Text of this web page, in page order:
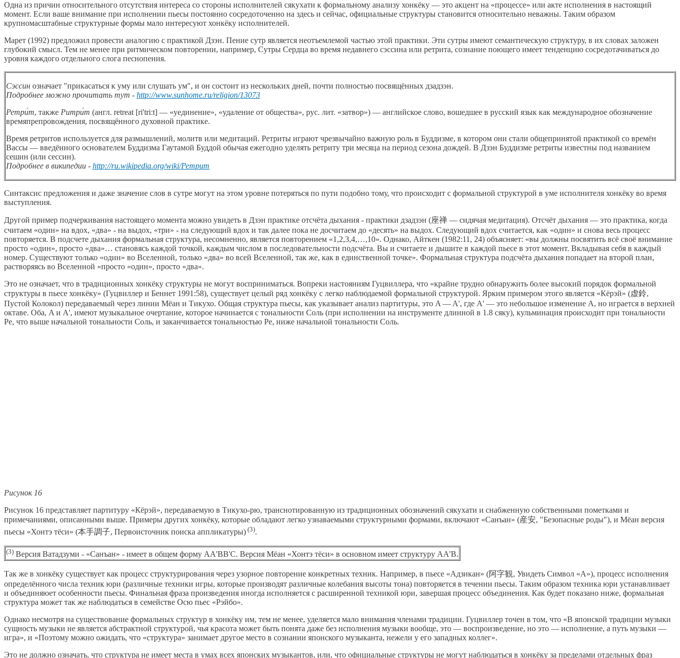
Одна из причин относительного отсутствия интереса со стороны исполнителей сякухати к формальному анализу хонкёку — это акцент на «процессе» или акте исполнения в настоящий
момент. Если ваше внимание при исполнении пьесы постоянно сосредоточенно на здесь и сейчас, официальные структуры становится относительно неважны. Таким образом
крупномасштабные структурные формы мало интересуют хонкёку исполнителей.
Марет (1992) предложил провести аналогию с практикой Дзэн. Пение сутр является неотъемлемой частью этой практики. Эти сутры имеют семантическую структуру, в их словах заложен
глубокий смысл. Тем не менее при ритмическом повторении, например, Сутры Сердца во время недавнего сэссина или ретрита, сознание поющего имеет тенденцию сосредотачиваться до
уровня каждого отдельного слога песнопения.
Сэссин означает "прикасаться к уму или слушать ум", и он состоит из нескольких дней, почти полностью посвящённых дзадзэн.
Подробнее можно прочитать тут - http://www.sunhome.ru/religion/13073
Ретри́т, также Ритри́т (англ. retreat [ri'triːt] — «уединение», «удаление от общества», рус. лит. «затвор») — английское слово, вошедшее в русский язык как международное обозначение
времяпрепровождения, посвящённого духовной практике.
Время ретритов используется для размышлений, молитв или медитаций. Ретриты играют чрезвычайно важную роль в Буддизме, в котором они стали общепринятой практикой со времён
Вассы — введённого основателем Буддизма Гаутамой Буддой обычая ежегодно уделять ретриту три месяца на период сезона дождей. В Дзэн Буддизме ретриты известны под названием
сешин (или сессин).
Подробнее в википедии - http://ru.wikipedia.org/wiki/Ретрит
Синтаксис предложения и даже значение слов в сутре могут на этом уровне потеряться по пути подобно тому, что происходит с формальной структурой в уме исполнителя хонкёку во время
выступления.
Другой пример подчеркивания настоящего момента можно увидеть в Дзэн практике отсчёта дыхания - практики дзадзэн (座禅 — сидячая медитация). Отсчёт дыхания — это практика, когда
считаем «один» на вдох, «два» - на выдох, «три» - на следующий вдох и так далее пока не досчитаем до «десять» на выдох. Следующий вдох считается, как «один» и снова весь процесс
повторяется. В подсчете дыхания формальная структура, несомненно, является повторением «1,2,3,4,…,10». Однако, Айткен (1982:11, 24) объясняет: «вы должны посвятить всё своё внимание
просто «один», просто «два»… становясь каждой точкой, каждым числом в последовательности подсчёта. Вы и считаете и дышите в каждой пьесе в этот момент. Вкладывая себя в каждый
номер. Существуют только «один» во Вселенной, только «два» во всей Вселенной, так же, как в единственной точке». Формальная структура подсчёта дыхания попадает на второй план,
растворяясь во Вселенной «просто «один», просто «два».
Это не означает, что в традиционных хонкёку структуры не могут восприниматься. Вопреки настояниям Гуцвиллера, что «крайне трудно обнаружить более высокий порядок формальной
структуры в пьесе хонкёку» (Гуцвиллер и Беннет 1991:58), существует целый ряд хонкёку с легко наблюдаемой формальной структурой. Ярким примером этого является «Кёрэй» (虚鈴,
Пустой Колокол) передаваемый через линии Мёан и Тикухо. Общая структура пьесы, как указывает анализ партитуры, это A — A', где A' — это небольшое изменение A, но играется в верхней
октаве. Оба, A и A', имеют музыкальное очертание, которое начинается с тональности Соль (при исполнении на инструменте длинной в 1.8 сяку), кульминация происходит при тональности
Ре, что выше начальной тональности Соль, и заканчивается тональностью Ре, ниже начальной тональности Соль.
Рисунок 16
Рисунок 16 представляет партитуру «Кёрэй», передаваемую в Тикухо-рю, транснотированную из традиционных обозначений сякухати и снабженную собственными пометками и
примечаниями, описанными выше. Примеры других хонкёку, которые обладают легко узнаваемыми структурными формами, включают «Санъан» (産安, "Безопасные роды"), и Мёан версия
пьесы «Хонтэ тёси» (本手調子, Первоисточник поиска аппликатуры) (3).
(3) Версия Ватадзуми - «Санъан» - имеет в общем форму AA'BB'C. Версия Мёан «Хонтэ тёси» в основном имеет структуру АА'B.
Так же в хонкёку существует как процесс структурирования через узорное повторение конкретных техник. Например, в пьесе «Адзикан» (阿字観, Увидеть Символ «А»), процесс исполнения
определённого числа техник юри (различные техники игры, которые производят различные колебания высоты тона) повторяется в течении пьесы. Таким образом техника юри устанавливает
и объединяюет особенности пьесы. Финальная фраза произведения иногда исполняется с расширенной техникой юри, завершая процесс объединения. Как будет показано ниже, формальная
структура может так же наблюдаться в семействе Осю пьес «Рэйбо».
Однако несмотря на существование формальных структур в хонкёку им, тем не менее, уделяется мало внимания членами традиции. Гуцвиллер точен в том, что «В японской традиции музыки
сущность музыки не является абстрактной структурой, чья красота может быть понята даже без исполнения музыки вообще, это — воспроизведение, но это — исполнение, а путь музыки —
игра», и «Поэтому можно ожидать, что «структура» занимает другое место в сознании японского музыканта, нежели у его западных коллег».
Это не должно означать, что структура не имеет места в умах всех японских музыкантов, или, что официальные структуры не могут наблюдаться в хонкёку за пределами отдельных фраз